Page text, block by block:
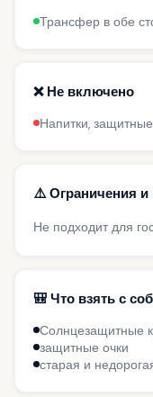
Трансфер в обе
❌ Не включено
Напитки,
⚠️ Ограничения и
Не подходит для
🎒 Что взять с
Солнцезащитные
защитные очки
старая и